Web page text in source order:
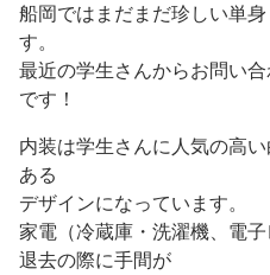
船岡ではまだまだ珍しい単
す。
最近の学生さんからお問い
です！
内装は学生さんに人気の高
ある
デザインになっています。
家電（冷蔵庫・洗濯機、電
退去の際に手間が